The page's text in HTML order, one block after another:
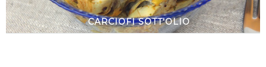
CARCIOFI SOTT'OLIO